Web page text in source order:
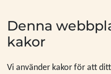
Denna
kakor
Vi använder kakor för att